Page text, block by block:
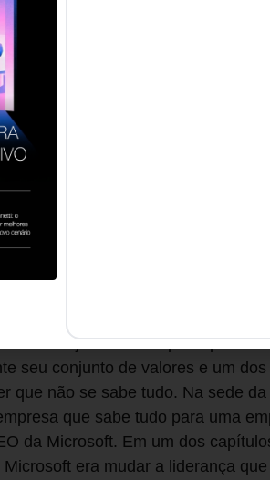
montar lá um centro zen
Jobs.
do zen-budismo e é daí que
no sentido de continue com
um pouco a cultura do Vale
fundador e CEO da Salesforce.
planejamento anual da
frente, fazer o que é possível e
visão e valores (V2), em
ao ser aplicado, desenvolve a
de algumas empresas.
se hoje fosse sempre o
seu conjunto de valores e um
que não se sabe tudo. Na sede
que sabe tudo para uma
da Microsoft. Em um dos
era mudar a liderança